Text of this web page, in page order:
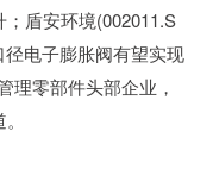
盾安环境(002011.S
电子膨胀阀有望实现
理零部件头部企业，